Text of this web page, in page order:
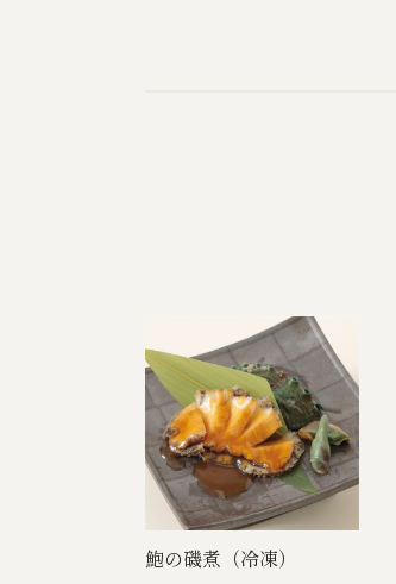
鮑の磯煮（冷凍）